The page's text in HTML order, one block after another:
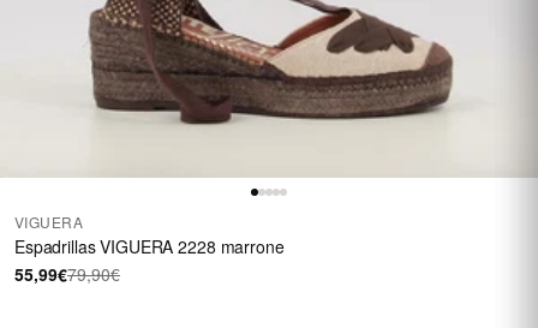
VIGUERA
Espadrillas VIGUERA 2228 marrone
55,99€79,90€